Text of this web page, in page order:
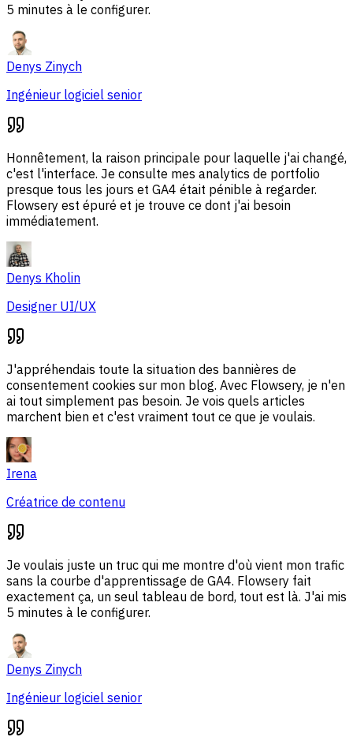
5 minutes à le configurer.
Denys Zinych
Ingénieur logiciel senior
Honnêtement, la raison principale pour laquelle j'ai changé,
c'est l'interface. Je consulte mes analytics de portfolio
presque tous les jours et GA4 était pénible à regarder.
Flowsery est épuré et je trouve ce dont j'ai besoin
immédiatement.
Denys Kholin
Designer UI/UX
J'appréhendais toute la situation des bannières de
consentement cookies sur mon blog. Avec Flowsery, je n'en
ai tout simplement pas besoin. Je vois quels articles
marchent bien et c'est vraiment tout ce que je voulais.
Irena
Créatrice de contenu
Je voulais juste un truc qui me montre d'où vient mon trafic
sans la courbe d'apprentissage de GA4. Flowsery fait
exactement ça, un seul tableau de bord, tout est là. J'ai mis
5 minutes à le configurer.
Denys Zinych
Ingénieur logiciel senior